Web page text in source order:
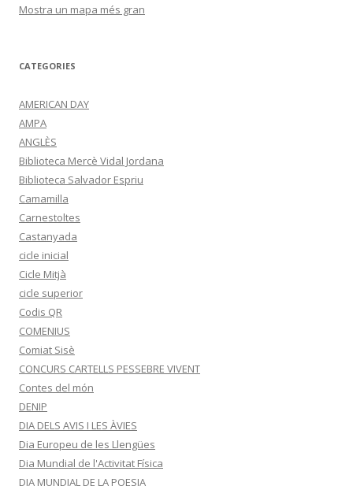
Mostra un mapa més gran
CATEGORIES
AMERICAN DAY
AMPA
ANGLÈS
Biblioteca Mercè Vidal Jordana
Biblioteca Salvador Espriu
Camamilla
Carnestoltes
Castanyada
cicle inicial
Cicle Mitjà
cicle superior
Codis QR
COMENIUS
Comiat Sisè
CONCURS CARTELLS PESSEBRE VIVENT
Contes del món
DENIP
DIA DELS AVIS I LES ÀVIES
Dia Europeu de les Llengües
Dia Mundial de l'Activitat Física
DIA MUNDIAL DE LA POESIA